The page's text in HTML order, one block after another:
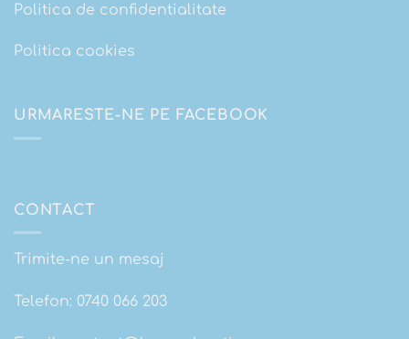
Politica de confidentialitate
Politica cookies
URMARESTE-NE PE FACEBOOK
CONTACT
Trimite-ne un mesaj
Telefon: 0740 066 203